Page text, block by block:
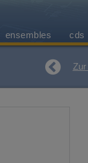
ensembles cds